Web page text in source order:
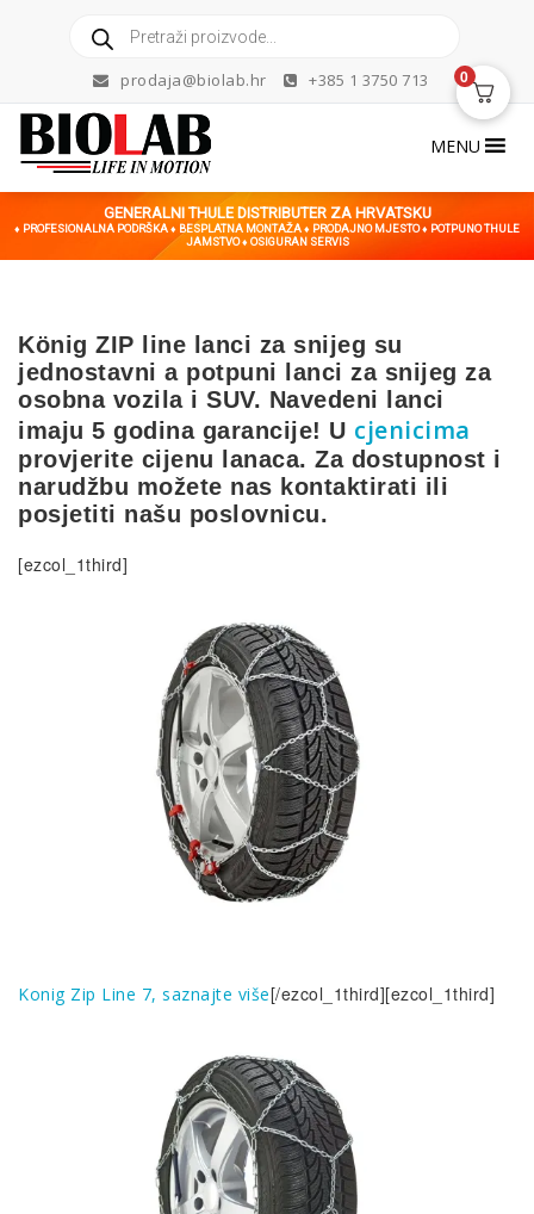
search
prodaja@biolab.hr +385 1 3750 713
MENU
GENERALNI THULE DISTRIBUTER ZA HRVATSKU
♦ PROFESIONALNA PODRŠKA ♦ BESPLATNA MONTAŽA ♦ PRODAJNO MJESTO ♦ POTPUNO THULE
JAMSTVO ♦ OSIGURAN SERVIS
König ZIP line lanci za snijeg su
jednostavni a potpuni lanci za snijeg za
osobna vozila i SUV. Navedeni lanci
imaju 5 godina garancije! U cjenicima
provjerite cijenu lanaca. Za dostupnost i
narudžbu možete nas kontaktirati ili
posjetiti našu poslovnicu.
[ezcol_1third]
Konig Zip Line 7, saznajte više[/ezcol_1third][ezcol_1third]
0